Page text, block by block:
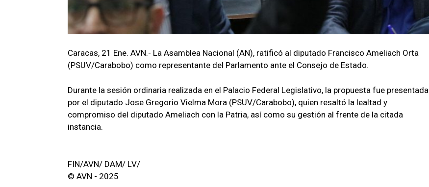
Caracas, 21 Ene. AVN.- La Asamblea Nacional (AN), ratificó al diputado Francisco Ameliach Orta
(PSUV/Carabobo) como representante del Parlamento ante el Consejo de Estado.
Durante la sesión ordinaria realizada en el Palacio Federal Legislativo, la propuesta fue presentada
por el diputado Jose Gregorio Vielma Mora (PSUV/Carabobo), quien resaltó la lealtad y
compromiso del diputado Ameliach con la Patria, así como su gestión al frente de la citada
instancia.
FIN/AVN/ DAM/ LV/
© AVN - 2025